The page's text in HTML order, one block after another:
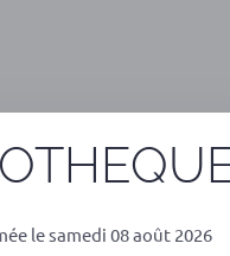
le samedi 08 août 2026